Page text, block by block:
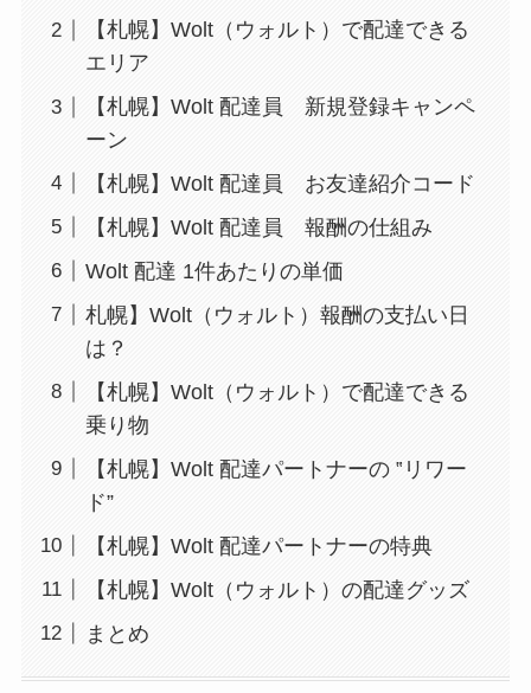
【札幌】Wolt（ウォルト）で配達できる
エリア
【札幌】Wolt 配達員 新規登録キャンペ
ーン
【札幌】Wolt 配達員 お友達紹介コード
【札幌】Wolt 配達員 報酬の仕組み
Wolt 配達 1件あたりの単価
札幌】Wolt（ウォルト）報酬の支払い日
は？
【札幌】Wolt（ウォルト）で配達できる
乗り物
【札幌】Wolt 配達パートナーの ‟リワー
ド”
【札幌】Wolt 配達パートナーの特典
【札幌】Wolt（ウォルト）の配達グッズ
まとめ